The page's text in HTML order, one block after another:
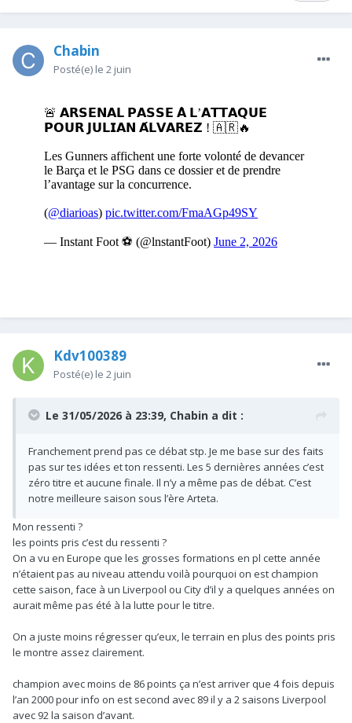
Chabin
Posté(e) le 2 juin
Kdv100389
Posté(e) le 2 juin
Le 31/05/2026 à 23:39, Chabin a dit :
Franchement prend pas ce débat stp. Je me base sur des faits
pas sur tes idées et ton ressenti. Les 5 dernières années c’est
zéro titre et aucune finale. Il n’y a même pas de débat. C’est
notre meilleure saison sous l’ère Arteta.
Mon ressenti ?
les points pris c’est du ressenti ?
On a vu en Europe que les grosses formations en pl cette année
n’étaient pas au niveau attendu voilà pourquoi on est champion
cette saison, face à un Liverpool ou City d’il y a quelques années on
aurait même pas été à la lutte pour le titre.
On a juste moins régresser qu’eux, le terrain en plus des points pris
le montre assez clairement.
champion avec moins de 86 points ça n’est arriver que 4 fois depuis
l’an 2000 pour info on est second avec 89 il y a 2 saisons Liverpool
avec 92 la saison d’avant.